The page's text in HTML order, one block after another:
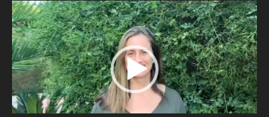
Reproductor
de
vídeo